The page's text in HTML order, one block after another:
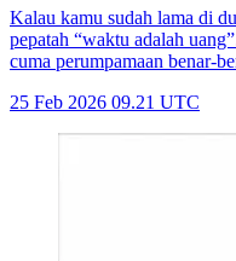
Kalau kamu sudah lama di
pepatah “waktu adalah
cuma perumpamaan benar-
25 Feb 2026 09.21 UTC